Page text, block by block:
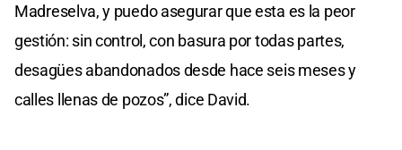
Madreselva, y puedo asegurar que esta es la peor
gestión: sin control, con basura por todas partes,
desagües abandonados desde hace seis meses y
calles llenas de pozos”, dice David.